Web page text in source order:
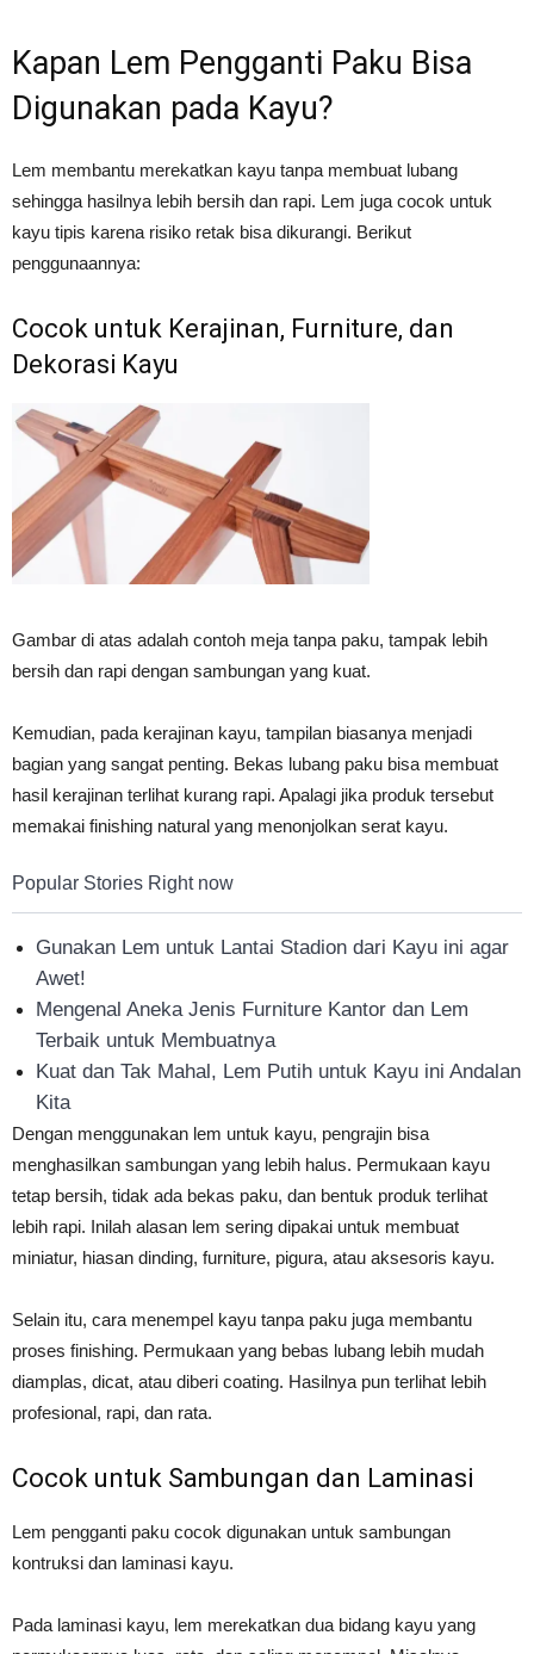
Kapan Lem Pengganti Paku Bisa
Digunakan pada Kayu?
Lem membantu merekatkan kayu tanpa membuat lubang
sehingga hasilnya lebih bersih dan rapi. Lem juga cocok untuk
kayu tipis karena risiko retak bisa dikurangi. Berikut
penggunaannya:
Cocok untuk Kerajinan, Furniture, dan
Dekorasi Kayu
Gambar di atas adalah contoh meja tanpa paku, tampak lebih
bersih dan rapi dengan sambungan yang kuat.
Kemudian, pada kerajinan kayu, tampilan biasanya menjadi
bagian yang sangat penting. Bekas lubang paku bisa membuat
hasil kerajinan terlihat kurang rapi. Apalagi jika produk tersebut
memakai finishing natural yang menonjolkan serat kayu.
Popular Stories Right now
Gunakan Lem untuk Lantai Stadion dari Kayu ini agar
Awet!
Mengenal Aneka Jenis Furniture Kantor dan Lem
Terbaik untuk Membuatnya
Kuat dan Tak Mahal, Lem Putih untuk Kayu ini Andalan
Kita
Dengan menggunakan lem untuk kayu, pengrajin bisa
menghasilkan sambungan yang lebih halus. Permukaan kayu
tetap bersih, tidak ada bekas paku, dan bentuk produk terlihat
lebih rapi. Inilah alasan lem sering dipakai untuk membuat
miniatur, hiasan dinding, furniture, pigura, atau aksesoris kayu.
Selain itu, cara menempel kayu tanpa paku juga membantu
proses finishing. Permukaan yang bebas lubang lebih mudah
diamplas, dicat, atau diberi coating. Hasilnya pun terlihat lebih
profesional, rapi, dan rata.
Cocok untuk Sambungan dan Laminasi
Lem pengganti paku cocok digunakan untuk sambungan
kontruksi dan laminasi kayu.
Pada laminasi kayu, lem merekatkan dua bidang kayu yang